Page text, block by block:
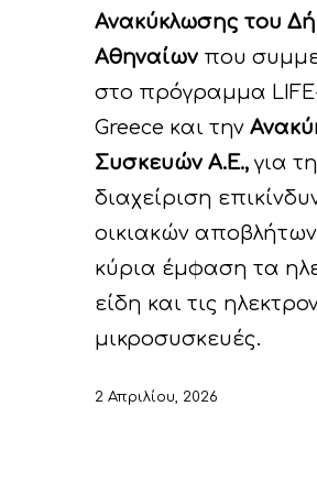
Ανακύκλωσης του
Αθηναίων που
στο πρόγραμμα
Greece και την
Συσκευών Α.Ε., για
διαχείριση
οικιακών
κύρια έμφαση τα
είδη και τις
μικροσυσκευές.
2 Απριλίου, 2026